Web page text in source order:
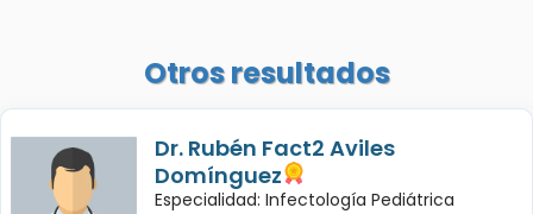
Otros resultados
Dr. Rubén Fact2 Aviles
Domínguez
Especialidad: Infectología Pediátrica